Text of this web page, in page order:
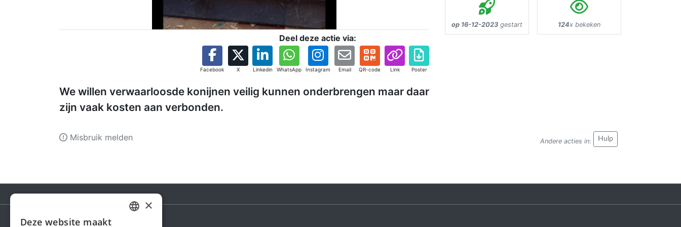
Deel deze actie via:
Facebook X Linkedin WhatsApp Instagram Email QR-code Link Poster
We willen verwaarloosde konijnen veilig kunnen onderbrengen maar daar
zijn vaak kosten aan verbonden.
op 16-12-2023 gestart 124x bekeken
Andere acties in: Hulp
Misbruik melden
×
Deze website maakt